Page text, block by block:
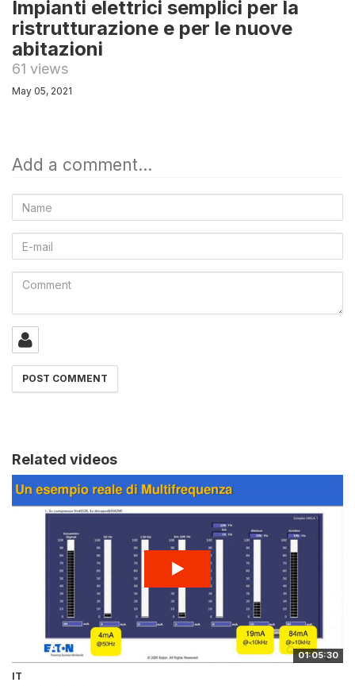
Impianti elettrici semplici per la
ristrutturazione e per le nuove
abitazioni
61 views
May 05, 2021
Add a comment...
Name
E-
mail
Comment
Related videos
01:05:30
IT